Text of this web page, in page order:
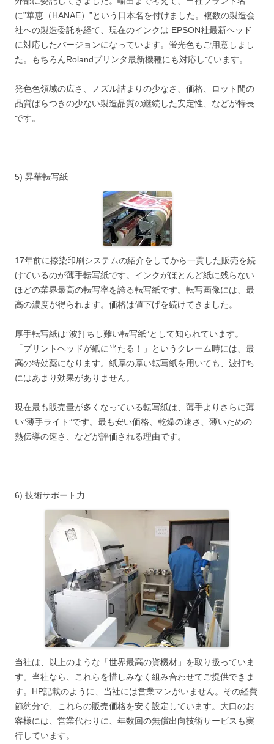
に”華恵（HANAE）”という日本名を付けました。複数の製造会
社への製造委託を経て、現在のインクは EPSON社最新ヘッド
に対応したバージョンになっています。蛍光色もご用意しまし
た。もちろんRolandプリンタ最新機種にも対応しています。
発色色領域の広さ、ノズル詰まりの少なさ、価格、ロット間の
品質ばらつきの少ない製造品質の継続した安定性、などが特長
です。
5) 昇華転写紙
17年前に捺染印刷システムの紹介をしてから一貫した販売を続
けているのが薄手転写紙です。インクがほとんど紙に残らない
ほどの業界最高の転写率を誇る転写紙です。転写画像には、最
高の濃度が得られます。価格は値下げを続けてきました。
厚手転写紙は”波打ちし難い転写紙”として知られています。
「プリントヘッドが紙に当たる！」というクレーム時には、最
高の特効薬になります。紙厚の厚い転写紙を用いても、波打ち
にはあまり効果がありません。
現在最も販売量が多くなっている転写紙は、薄手よりさらに薄
い”薄手ライト”です。最も安い価格、乾燥の速さ、薄いための
熱伝導の速さ、などが評価される理由です。
6) 技術サポート力
当社は、以上のような「世界最高の資機材」を取り扱っていま
す。当社なら、これらを惜しみなく組み合わせてご提供できま
す。HP記載のように、当社には営業マンがいません。その経費
節約分で、これらの販売価格を安く設定しています。大口のお
客様には、営業代わりに、年数回の無償出向技術サービスも実
行しています。